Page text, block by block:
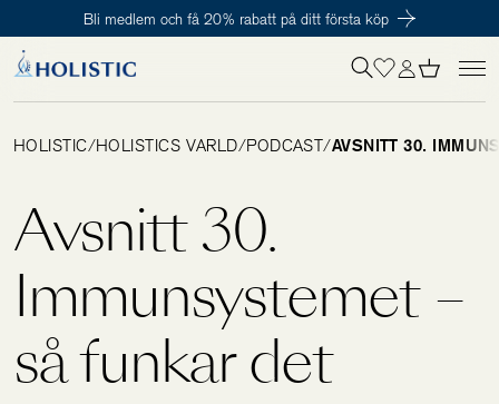
Bli medlem och få 20% rabatt på ditt första köp
Kit
Tillagd i varukorgen Till kassan
För att påbörja en prenumeration hos oss så behöver du vara medlem i
Holistic Club. Det är helt kostnadsfritt.
HOLISTIC/HOLISTICS VÄRLD/PODCAST/AVSNITT 30.
Avsnitt 30.
Immunsystemet –
så funkar det